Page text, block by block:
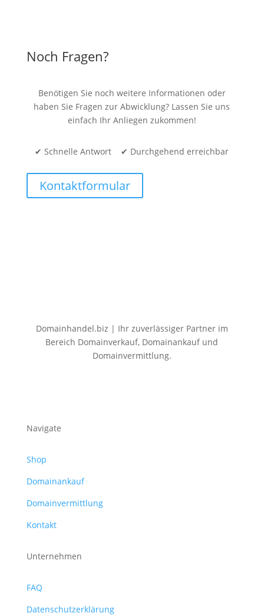
Noch Fragen?
Benötigen Sie noch weitere Informationen oder
haben Sie Fragen zur Abwicklung? Lassen Sie uns
einfach Ihr Anliegen zukommen!
✔ Schnelle Antwort ✔ Durchgehend erreichbar
Kontaktformular
Domainhandel.biz | Ihr zuverlässiger Partner im
Bereich Domainverkauf, Domainankauf und
Domainvermittlung.
Navigate
Shop
Domainankauf
Domainvermittlung
Kontakt
Unternehmen
FAQ
Datenschutzerklärung